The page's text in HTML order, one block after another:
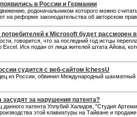
в России и Германии
родоначальником которого можно
на реформе законодательства об авторском
к Microsoft будет рассморен
говорится, что за последний год истцы
Excel. Иск подан от лица жителей штата Айова,
судится с веб-сайтом IchessU
из России, обвинил Международный
за нарушения патента?
данного патента Уллубий Халидов, "Студия
этой клавиатуры на Тайване и